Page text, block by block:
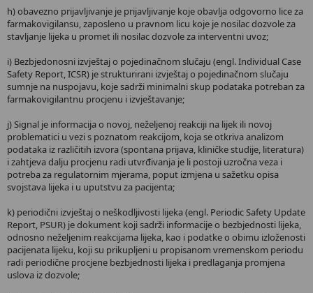
h) obavezno prijavljivanje je prijavljivanje koje obavlja odgovorno lice za
farmakovigilansu, zaposleno u pravnom licu koje je nosilac dozvole za
stavljanje lijeka u promet ili nosilac dozvole za interventni uvoz;
i) Bezbjedonosni izvještaj o pojedinačnom slučaju (engl. Individual Case
Safety Report, ICSR) je strukturirani izvještaj o pojedinačnom slučaju
sumnje na nuspojavu, koje sadrži minimalni skup podataka potreban za
farmakovigilantnu procjenu i izvještavanje;
j) Signal je informacija o novoj, neželjenoj reakciji na lijek ili novoj
problematici u vezi s poznatom reakcijom, koja se otkriva analizom
podataka iz različitih izvora (spontana prijava, kliničke studije, literatura)
i zahtjeva dalju procjenu radi utvrđivanja je li postoji uzročna veza i
potreba za regulatornim mjerama, poput izmjena u sažetku opisa
svojstava lijeka i u uputstvu za pacijenta;
k) periodični izvještaj o neškodljivosti lijeka (engl. Periodic Safety Update
Report, PSUR) je dokument koji sadrži informacije o bezbjednosti lijeka,
odnosno neželjenim reakcijama lijeka, kao i podatke o obimu izloženosti
pacijenata lijeku, koji su prikupljeni u propisanom vremenskom periodu
radi periodične procjene bezbjednosti lijeka i predlaganja promjena
uslova iz dozvole;